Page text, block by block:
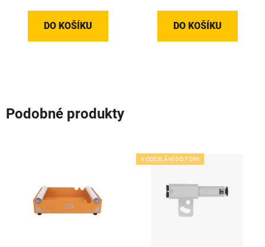
DO KOŠÍKU DO KOŠÍKU
Podobné produkty
K ODESLÁNÍ DO 7 DNÍ